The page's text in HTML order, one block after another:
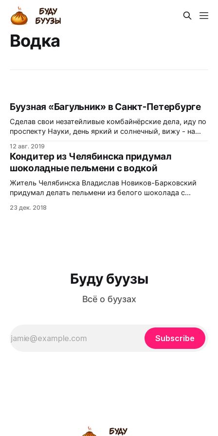
Водка
Буузная «Багульник» в Санкт-Петербурге
Сделав свои незатейливые комбайнёрские дела, иду по
проспекту Науки, день яркий и солнечный, вижу - на
время паужина, я тут же прикинулся не целованным
хубуном и, через полосу препятствий – архитектурный
пандус, вознесся к буузной, открываю дверь, а там во
всю стену багульник цветёт! Картины Триптих
12 авг. 2019
Кондитер из Челябинска придумал
шоколадные пельмени с водкой
Житель Челябинска Владислав Новиков-Барковский
придумал делать пельмени из белого шоколада с
пельменей - водочно-лимонная начинка. Житель
23 дек. 2018
Буду буузы
Всё о буузах
Subscribe